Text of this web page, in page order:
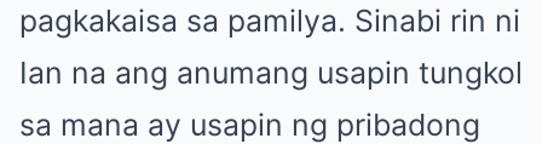
pagkakaisa sa pamilya. Sinabi rin ni
Ian na ang anumang usapin tungkol
sa mana ay usapin ng pribadong